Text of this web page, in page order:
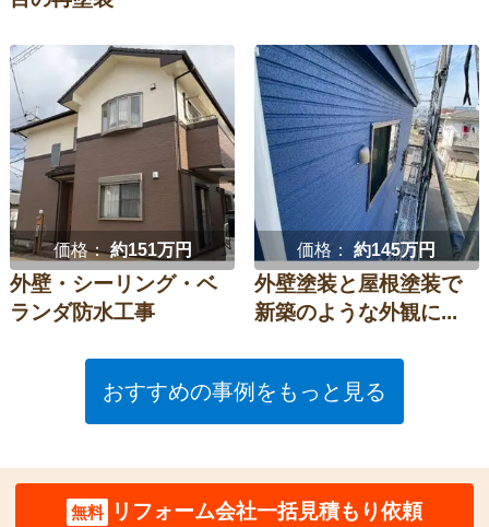
価格：約151万円
外壁・シーリング・ベ
ランダ防水工事
価格：約145万円
外壁塗装と屋根塗装で
新築のような外観に...
おすすめの事例をもっと見る
無料 リフォーム会社一括見積もり依頼